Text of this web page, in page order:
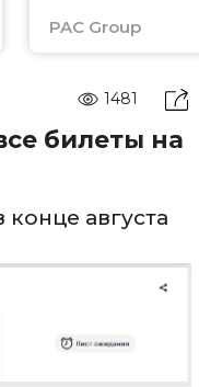
PAC Group
1481
билеты на
августа